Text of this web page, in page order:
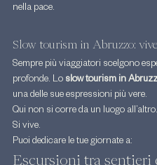
nella pace.
Slow tourism in Abruzzo:
Sempre più viaggiatori scelgono
profonde. Lo slow tourism in
una delle sue espressioni più vere.
Qui non si corre da un luogo
Si vive.
Puoi dedicare le tue giornate a:
Escursioni tra sentieri